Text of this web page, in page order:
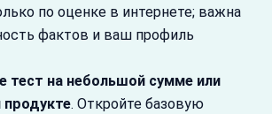
по оценке в интернете; важна
фактов и ваш профиль
тест на небольшой сумме или
. Откройте базовую